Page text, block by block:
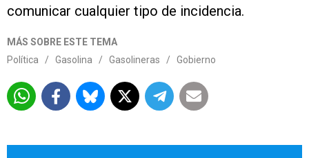
comunicar cualquier tipo de incidencia.
MÁS SOBRE ESTE TEMA
Política
/ Gasolina / Gasolineras / Gobierno